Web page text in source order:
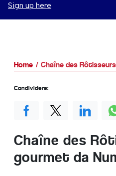
Sign up here
Home Chaîne des
Chaîne des
gourmet da
Condividere: